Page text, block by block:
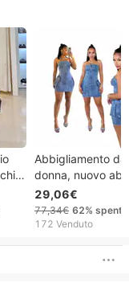
Abbigliamento da
donna, nuovo
denim
con bottoni e top
tubino sexy estivo
29,06€
77,34€ 62% spento
172 Venduto